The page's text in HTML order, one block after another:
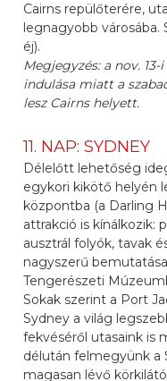
Cairns repülőterére,
legnagyobb városába.
éj).
Megjegyzés: a nov.
indulása miatt a
lesz Cairns helyett.
11. NAP: SYDNEY
Délelőtt lehetőség
egykori kikötő helyén
központba (a Darling
attrakció is kínálkozik:
ausztrál folyók, tavak
nagyszerű
Tengerészeti
Sokak szerint a Port
Sydney a világ
fekvéséről utasaink is
délután felmegyünk a
magasan lévő